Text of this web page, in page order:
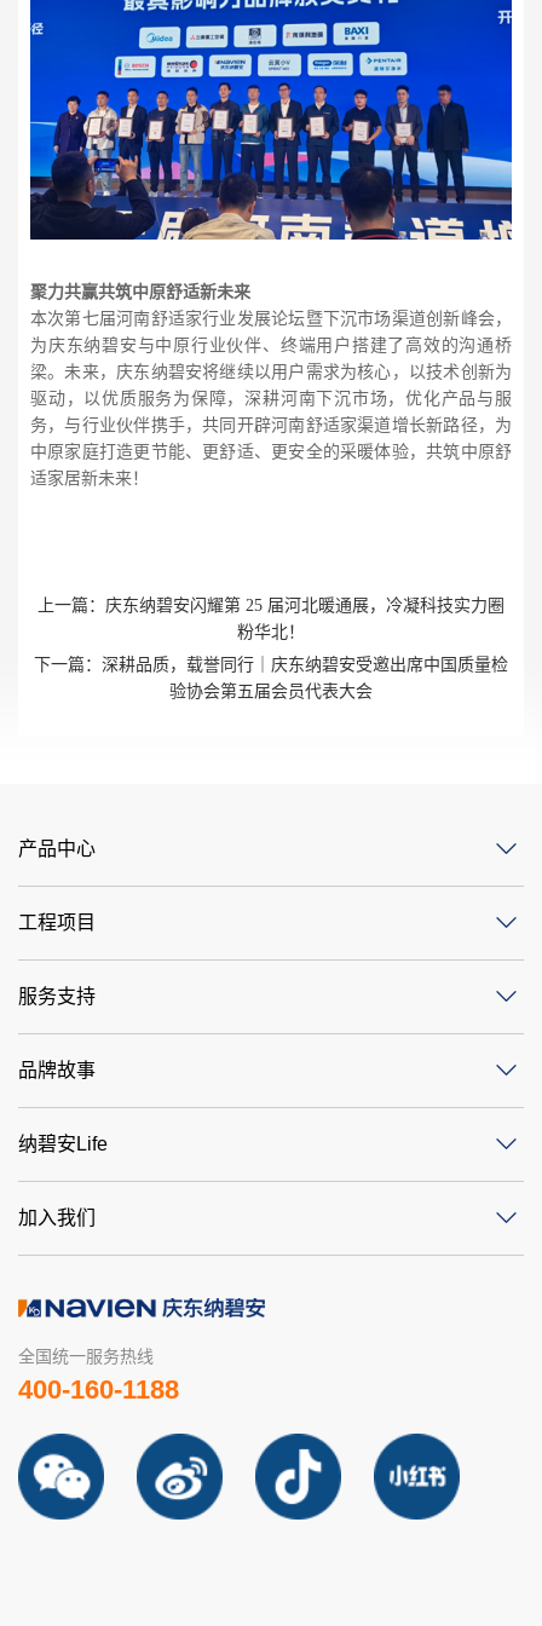
聚力共赢共筑中原舒适新未来
本次第七届河南舒适家行业发展论坛暨下沉市场渠道创新峰会，
为庆东纳碧安与中原行业伙伴、终端用户搭建了高效的沟通桥
梁。未来，庆东纳碧安将继续以用户需求为核心，以技术创新为
驱动，以优质服务为保障，深耕河南下沉市场，优化产品与服
务，与行业伙伴携手，共同开辟河南舒适家渠道增长新路径，为
中原家庭打造更节能、更舒适、更安全的采暖体验，共筑中原舒
适家居新未来！
上一篇： 庆东纳碧安闪耀第 25 届河北暖通展，冷凝科技实力圈
粉华北！
下一篇： 深耕品质，载誉同行｜庆东纳碧安受邀出席中国质量检
验协会第五届会员代表大会
产品中心
工程项目
服务支持
品牌故事
纳碧安Life
加入我们
全国统一服务热线
400-160-1188